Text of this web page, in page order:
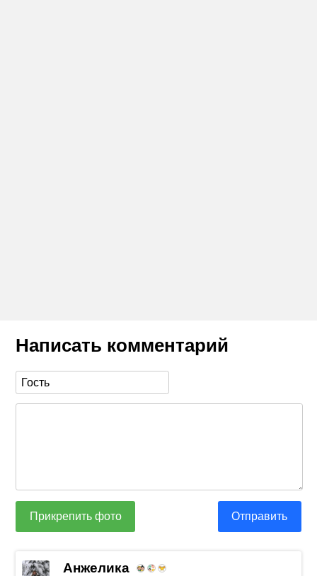
Написать комментарий
Прикрепить фото Отправить
Анжелика